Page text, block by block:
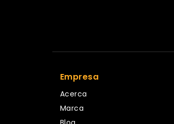
Empresa
Acerca
Marca